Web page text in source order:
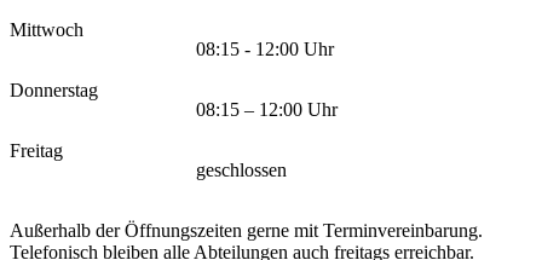
Mittwoch
08:15 - 12:00 Uhr
Donnerstag
08:15 – 12:00 Uhr
Freitag
geschlossen
Außerhalb der Öffnungszeiten gerne mit Terminvereinbarung.
Telefonisch bleiben alle Abteilungen auch freitags erreichbar.